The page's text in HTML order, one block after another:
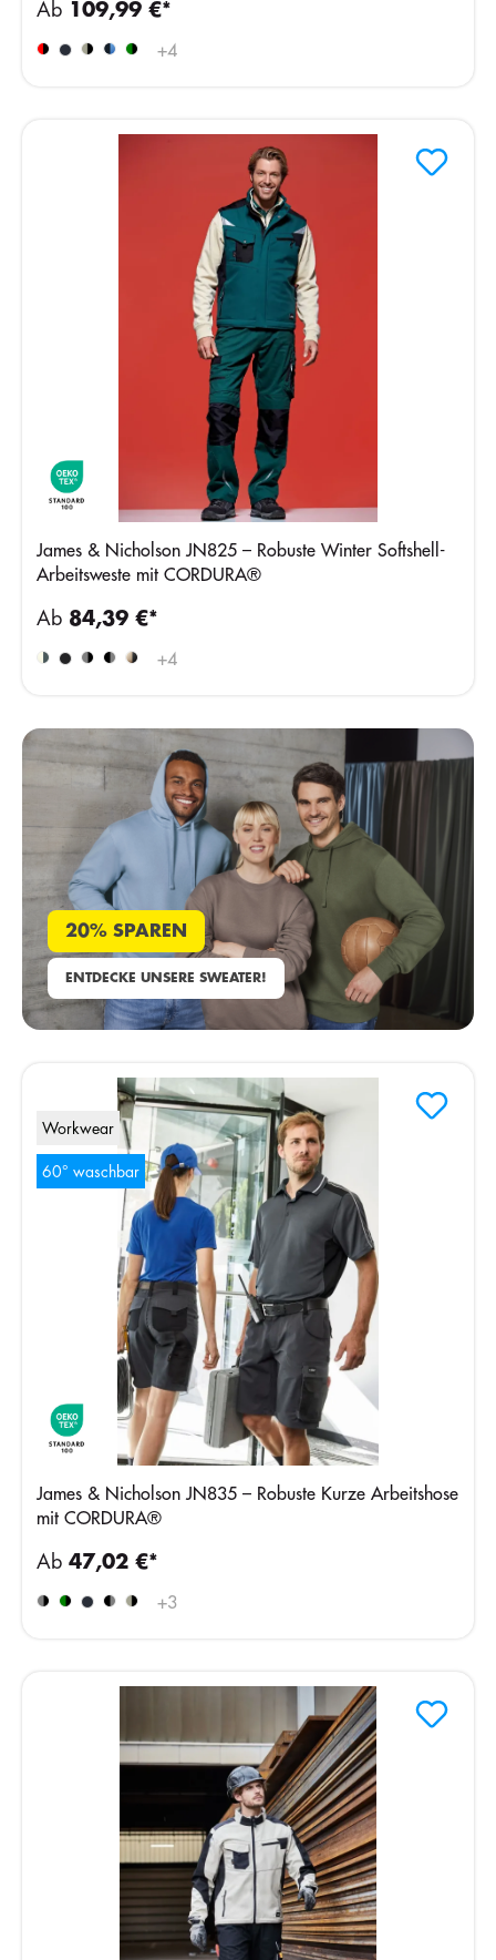
+4
Ab 109,99 €*
James & Nicholson JN825 – Robuste Winter Softshell-
Arbeitsweste mit CORDURA®
+4
Ab 84,39 €*
20% SPAREN
ENTDECKE UNSERE SWEATER!
Workwear
60° waschbar
James & Nicholson JN835 – Robuste Kurze Arbeitshose
mit CORDURA®
+3
Ab 47,02 €*